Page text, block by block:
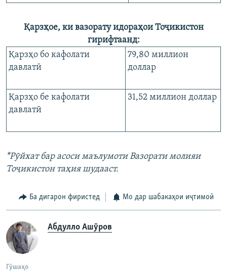
Қарзҳое, ки вазорату идораҳои Тоҷикистон
гирифтаанд:
Қарзҳо бо кафолати
давлатӣ
79,80 миллион
доллар
Қарзҳо бе кафолати
давлатӣ
31,52 миллион доллар
*Рӯйхат бар асоси маълумоти Вазорати молияи
Тоҷикистон таҳия шудааст.
Ба дигарон фиристед Мо дар шабакаҳои иҷтимоӣ
Абдулло Ашӯров
Гӯшаҳо